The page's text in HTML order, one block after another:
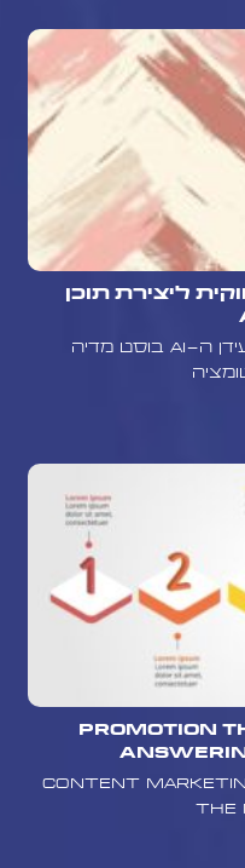
ליצירת תוכן
מהפכת האוטומציה השיווקית בעידן ה-AI בוסט מדיה
Promotion
Content
the